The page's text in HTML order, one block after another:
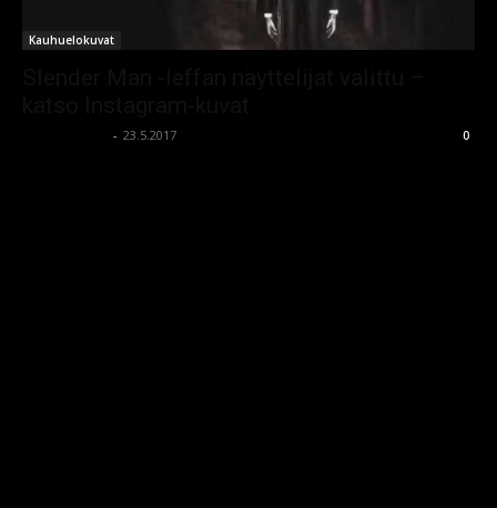
Kauhuelokuvat
- 23.5.2017 0